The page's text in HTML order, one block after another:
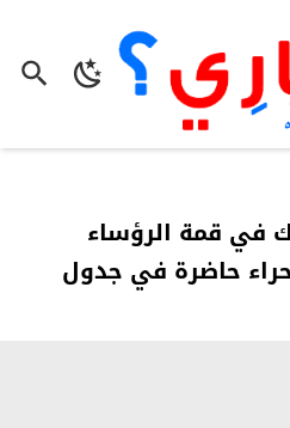
في قمة الرؤساء
حاضرة في جدول